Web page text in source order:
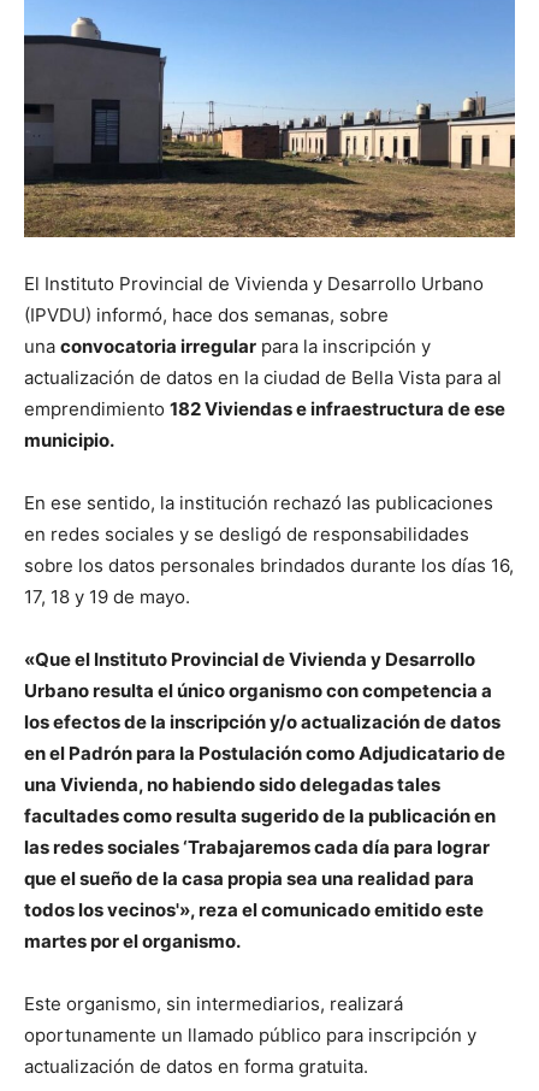
El Instituto Provincial de Vivienda y Desarrollo Urbano
(IPVDU) informó, hace dos semanas, sobre
una convocatoria irregular para la inscripción y
actualización de datos en la ciudad de Bella Vista para al
emprendimiento 182 Viviendas e infraestructura de ese
municipio.
En ese sentido, la institución rechazó las publicaciones
en redes sociales y se desligó de responsabilidades
sobre los datos personales brindados durante los días 16,
17, 18 y 19 de mayo.
«Que el Instituto Provincial de Vivienda y Desarrollo
Urbano resulta el único organismo con competencia a
los efectos de la inscripción y/o actualización de datos
en el Padrón para la Postulación como Adjudicatario de
una Vivienda, no habiendo sido delegadas tales
facultades como resulta sugerido de la publicación en
las redes sociales ‘Trabajaremos cada día para lograr
que el sueño de la casa propia sea una realidad para
todos los vecinos'», reza el comunicado emitido este
martes por el organismo.
Este organismo, sin intermediarios, realizará
oportunamente un llamado público para inscripción y
actualización de datos en forma gratuita.